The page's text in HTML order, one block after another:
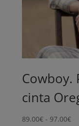
Cowboy.
cinta
89.00€ - 97.00€